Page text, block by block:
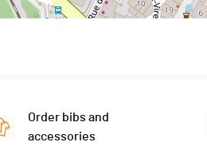
Order bibs and
accessories